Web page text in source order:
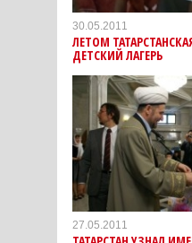
30.05.2011
ЛЕТОМ
ДЕТСКИЙ ЛАГЕРЬ
27.05.2011